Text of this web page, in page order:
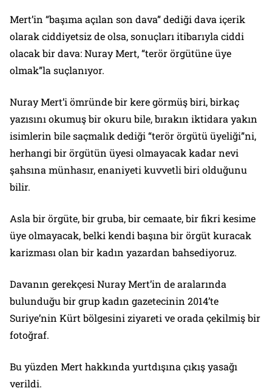
Mert’in “başıma açılan son dava” dediği dava içerik
olarak ciddiyetsiz de olsa, sonuçları itibarıyla ciddi
olacak bir dava: Nuray Mert, “terör örgütüne üye
olmak”la suçlanıyor.
Nuray Mert’i ömründe bir kere görmüş biri, birkaç
yazısını okumuş bir okuru bile, bırakın iktidara yakın
isimlerin bile saçmalık dediği “terör örgütü üyeliği”ni,
herhangi bir örgütün üyesi olmayacak kadar nevi
şahsına münhasır, enaniyeti kuvvetli biri olduğunu
bilir.
Asla bir örgüte, bir gruba, bir cemaate, bir fikri kesime
üye olmayacak, belki kendi başına bir örgüt kuracak
karizması olan bir kadın yazardan bahsediyoruz.
Davanın gerekçesi Nuray Mert’in de aralarında
bulunduğu bir grup kadın gazetecinin 2014’te
Suriye’nin Kürt bölgesini ziyareti ve orada çekilmiş bir
fotoğraf.
Bu yüzden Mert hakkında yurtdışına çıkış yasağı
verildi.